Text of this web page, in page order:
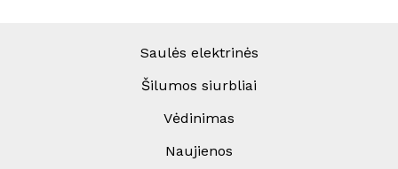
Saulės elektrinės
Šilumos siurbliai
Vėdinimas
Naujienos